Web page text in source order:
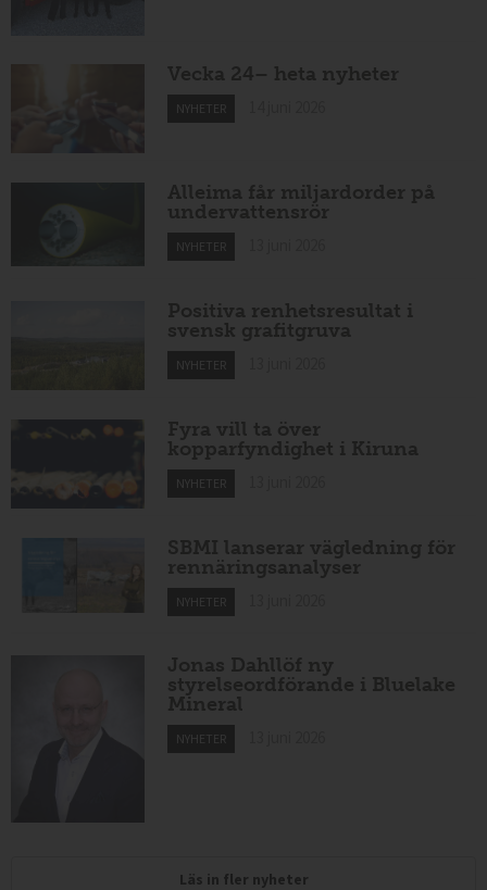
Vecka 24– heta nyheter
NYHETER
Alleima får miljardorder på
undervattensrör
NYHETER
Positiva renhetsresultat i
svensk grafitgruva
NYHETER
Fyra vill ta över
kopparfyndighet i Kiruna
NYHETER
SBMI lanserar vägledning för
rennäringsanalyser
NYHETER
Jonas Dahllöf ny
styrelseordförande i Bluelake
Mineral
NYHETER
Läs in fler nyheter